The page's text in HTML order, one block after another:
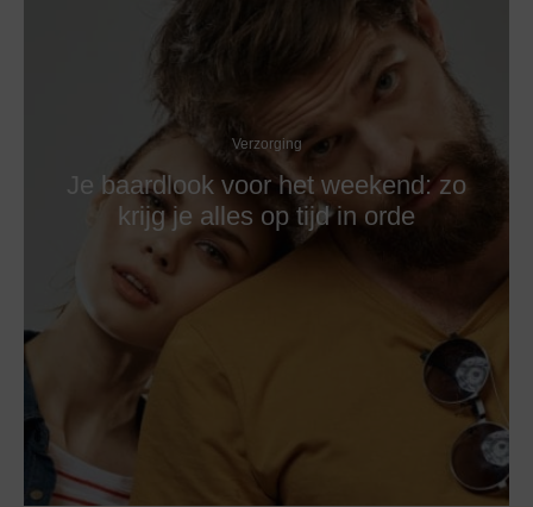
Verzorging
Je baardlook voor het weekend: zo
krijg je alles op tijd in orde